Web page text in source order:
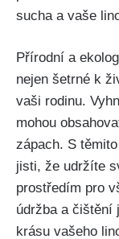
sucha a vaše
Přírodní a
nejen šetrné k
vaši rodinu.
mohou
zápach. S
jisti,⁣ že udržíte
prostředím pro
údržba a čištění
⁤krásu vašeho